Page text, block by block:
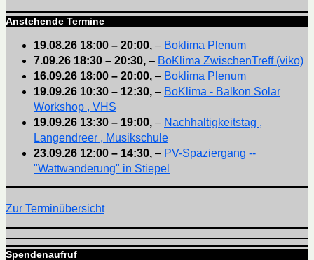
Anstehende Termine
19.08.26 18:00 – 20:00, – Boklima Plenum
7.09.26 18:30 – 20:30, – BoKlima ZwischenTreff (viko)
16.09.26 18:00 – 20:00, – Boklima Plenum
19.09.26 10:30 – 12:30, – BoKlima - Balkon Solar
Workshop , VHS
19.09.26 13:30 – 19:00, – Nachhaltigkeitstag ,
Langendreer , Musikschule
23.09.26 12:00 – 14:30, – PV-Spaziergang --
"Wattwanderung" in Stiepel
Zur Terminübersicht
Spendenaufruf